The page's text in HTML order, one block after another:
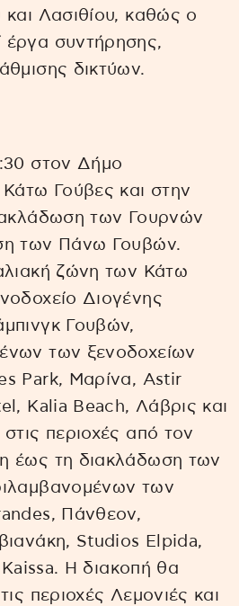
Λασιθίου, καθώς ο
συντήρησης,
δικτύων.
στον Δήμο
Γούβες και στην
των Γουρνών
των Πάνω Γουβών.
ζώνη των Κάτω
Διογένης
Γουβών,
των ξενοδοχείων
Park, Μαρίνα, Astir
Kalia Beach, Λάβρις και
περιοχές από τον
έως τη διακλάδωση των
των
Πάνθεον,
Studios Elpida,
Η διακοπή θα
περιοχές Λεμονιές και